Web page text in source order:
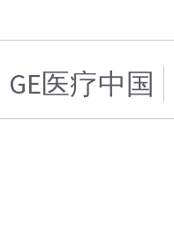
GE医疗中国